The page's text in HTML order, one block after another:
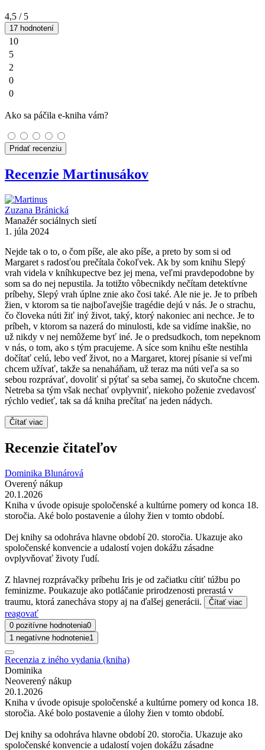
4,5 / 5
17 hodnotení
10
5
2
0
0
Ako sa páčila e-kniha vám?
Pridať recenziu
Recenzie Martinusákov
Zuzana Bránická
Manažér sociálnych sietí
1. júla 2024
Nejde tak o to, o čom píše, ale ako píše, a preto by som si od
Margaret s radosťou prečítala čokoľvek. Ak by som knihu Slepý
vrah videla v kníhkupectve bez jej mena, veľmi pravdepodobne by
som sa do nej nepustila. Ja totižto vôbecnikdy nečítam detektívne
príbehy, Slepý vrah úplne znie ako čosi také. Ale nie je. Je to príbeh
žien, v ktorom sa tie najboľavejšie tragédie dejú v nás. Je o strachu,
čo človeka núti žiť iný život, taký, ktorý nakoniec ani nechce. Je to
príbeh, v ktorom sa nazerá do minulosti, kde sa vidíme inakšie, no
už nikdy v nej nemôžeme byť iné. Je o predsudkoch, tom nepeknom
v nás, o tom, ako s tým pracujeme. A síce som knihu ešte nestihla
dočítať celú, lebo veď život, no a Margaret, ktorej písanie si veľmi
chcem užívať, takže sa nenaháňam, už teraz ma núti veľa sa so
sebou rozprávať, dovoliť si pýtať sa seba samej, čo skutočne chcem.
Netreba sa tým však nechať ovplyvniť, niekoho poženie zvedavosť
rýchlo vedieť, tak sa dá kniha prečítať na jeden nádych.
Čítať viac
Recenzie čitateľov
Dominika Blunárová
Overený nákup
20.1.2026
Kniha v úvode opisuje spoločenské a kultúrne pomery od konca 18.
storočia. Aké bolo postavenie a úlohy žien v tomto období.
Dej knihy sa odohráva hlavne období 20. storočia. Ukazuje ako
spoločenské konvencie a udalostí vojen dokážu zásadne
ovplyvňovať životy ľudí.
Z hlavnej rozprávačky príbehu Iris je od začiatku cítiť túžbu po
feminizme. Poukazuje ako potláčanie prirodzenosti prerastá v
traumu, ktorá zanecháva stopy aj na ďalšej generácii.
Čítať viac
reagovať
0 pozitívne hodnotenia0
1 negatívne hodnotenie1
Recenzia z iného vydania (kniha)
Dominika
Neoverený nákup
20.1.2026
Kniha v úvode opisuje spoločenské a kultúrne pomery od konca 18.
storočia. Aké bolo postavenie a úlohy žien v tomto období.
Dej knihy sa odohráva hlavne období 20. storočia. Ukazuje ako
spoločenské konvencie a udalostí vojen dokážu zásadne